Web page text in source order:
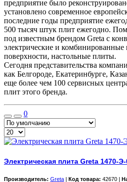
предприятие было
установлено современное
последние годы предприятие
500 тысяч штук плит ежегодно.
под известным брендом Greta с
электрические и
поверхности, настольные плиты.
Сегодня представительства
как Белгороде, Екатеринбурге,
еще более чем 100 сервисных
плит этого бренда.
0
Электрическая плита Greta 1470-
Производитель: Greta | Код товара: 42670 |